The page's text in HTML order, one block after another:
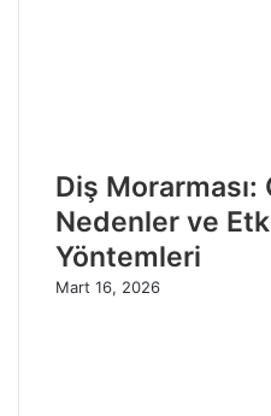
Diş Morarması:
Nedenler ve
Yöntemleri
Mart 16, 2026